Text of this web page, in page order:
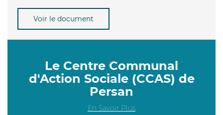
Voir le document
Le Centre Communal
d'Action Sociale (CCAS) de
Persan
En Savoir Plus